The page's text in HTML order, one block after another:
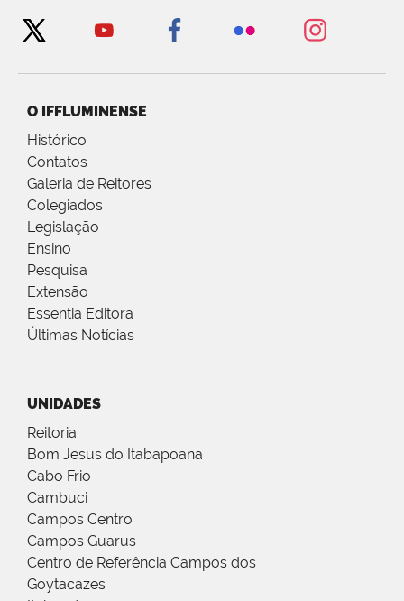
O IFFLUMINENSE
Histórico
Contatos
Galeria de Reitores
Colegiados
Legislação
Ensino
Pesquisa
Extensão
Essentia Editora
Últimas Notícias
UNIDADES
Reitoria
Bom Jesus do Itabapoana
Cabo Frio
Cambuci
Campos Centro
Campos Guarus
Centro de Referência Campos dos
Goytacazes